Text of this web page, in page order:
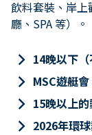
飲料套裝、岸
廳、SPA 等）。
keyboard_arrow_right 14晚以下（
keyboard_arrow_right MSC遊艇
keyboard_arrow_right 15晚以上
keyboard_arrow_right 2026年環